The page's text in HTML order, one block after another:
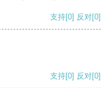
支持[0] 反对[0]
支持[0] 反对[0]